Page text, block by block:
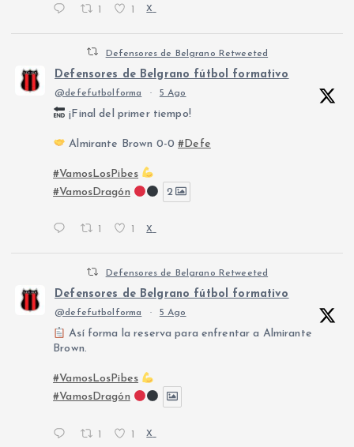
1 1 X
Defensores de Belgrano Retweeted
Defensores de Belgrano fútbol formativo
@defefutbolforma · 5 Ago
¡Final del primer tiempo!
Almirante Brown 0-0#Defe
#VamosLosPibes
#VamosDragón
2
X
Defensores de Belgrano Retweeted
Defensores de Belgrano fútbol formativo
@defefutbolforma · 5 Ago
Así forma la reserva para enfrentar a Almirante
Brown.
#VamosLosPibes
#VamosDragón
1 1 X